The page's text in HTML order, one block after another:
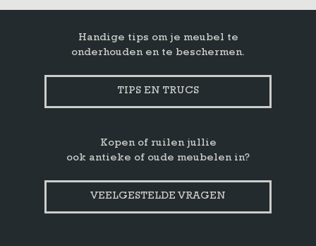
Handige tips om je meubel te
onderhouden en te beschermen.
TIPS EN TRUCS
Kopen of ruilen jullie
ook antieke of oude meubelen in?
VEELGESTELDE VRAGEN